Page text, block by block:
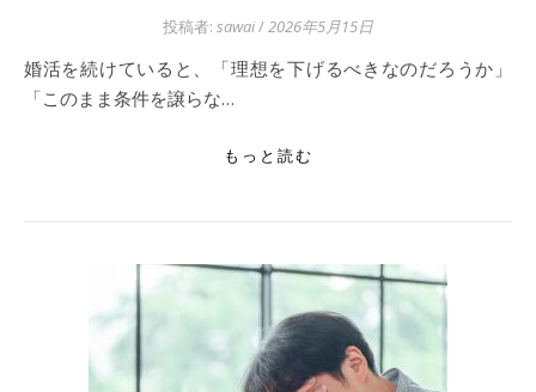
投稿者: sawai/2026年5月15日
婚活を続けていると、「理想を下げるべきなのだろうか」
「このまま条件を譲らな…
もっと読む